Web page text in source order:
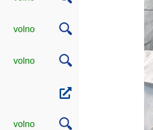
volno
volno
volno